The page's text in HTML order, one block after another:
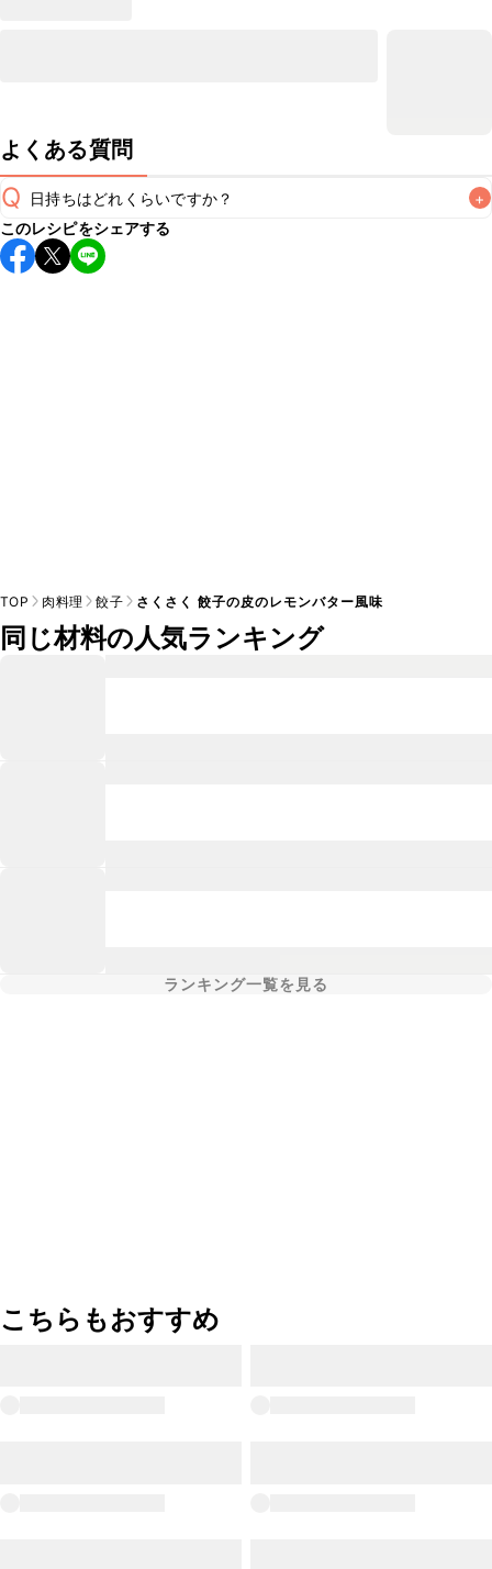
よくある質問
Q 日持ちはどれくらいですか？ +
保存期間は冷蔵で翌日中が目安です。なるべくお早めにお召
し上がりください。
このレシピをシェアする
TOP 肉料理 餃子 さくさく 餃子の皮のレモンバター風味
同じ材料の人気ランキング
ランキング一覧を見る
こちらもおすすめ